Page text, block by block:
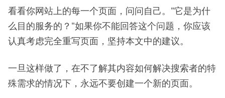
看看你网站上的每一个页面，问问自己。"它是为什
么目的服务的？"如果你不能回答这个问题，你应该
认真考虑完全重写页面，坚持本文中的建议。
一旦这样做了，在不了解其内容如何解决搜索者的特
殊需求的情况下，永远不要创建一个新的页面。